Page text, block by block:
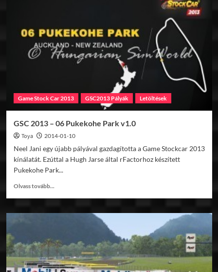
Game Stock Car 2013 GSC2013 Pályák Letöltések
GSC 2013 – 06 Pukekohe Park v1.0
Toya 2014-01-10
Neel Jani egy újabb pályával gazdagította a Game Stockcar 2013
kínálatát. Ezúttal a Hugh Jarse által rFactorhoz készített
Pukekohe Park...
Olvass tovább...
GSC
06
Pukekohe
Park
v1.0